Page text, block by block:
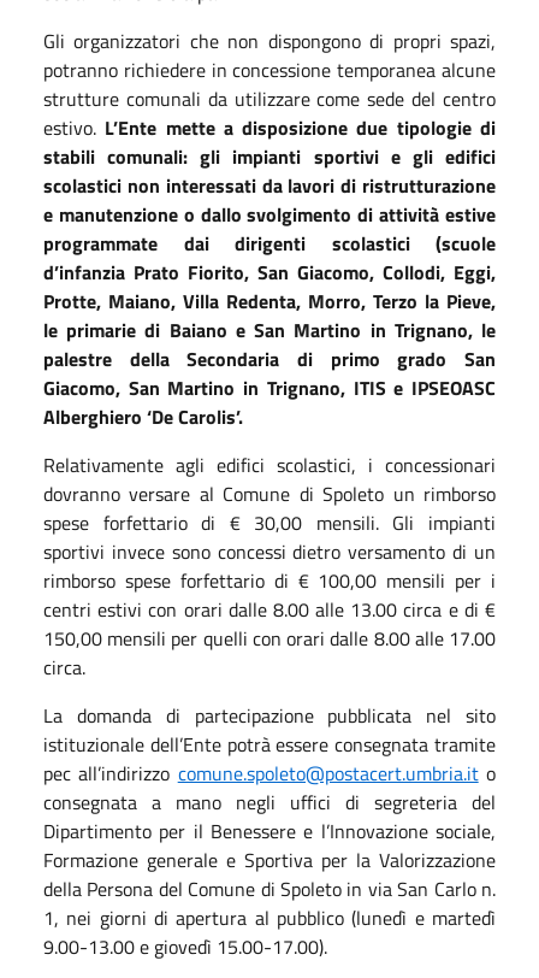
Gli organizzatori che non dispongono di propri spazi,
potranno richiedere in concessione temporanea alcune
strutture comunali da utilizzare come sede del centro
estivo. L’Ente mette a disposizione due tipologie di
stabili comunali: gli impianti sportivi e gli edifici
scolastici non interessati da lavori di ristrutturazione
e manutenzione o dallo svolgimento di attività estive
programmate dai dirigenti scolastici (scuole
d’infanzia Prato Fiorito, San Giacomo, Collodi, Eggi,
Protte, Maiano, Villa Redenta, Morro, Terzo la Pieve,
le primarie di Baiano e San Martino in Trignano, le
palestre della Secondaria di primo grado San
Giacomo, San Martino in Trignano, ITIS e IPSEOASC
Alberghiero ‘De Carolis’.
Relativamente agli edifici scolastici, i concessionari
dovranno versare al Comune di Spoleto un rimborso
spese forfettario di € 30,00 mensili. Gli impianti
sportivi invece sono concessi dietro versamento di un
rimborso spese forfettario di € 100,00 mensili per i
centri estivi con orari dalle 8.00 alle 13.00 circa e di €
150,00 mensili per quelli con orari dalle 8.00 alle 17.00
circa.
La domanda di partecipazione pubblicata nel sito
istituzionale dell’Ente potrà essere consegnata tramite
pec all’indirizzo comune.spoleto@postacert.umbria.ito
consegnata a mano negli uffici di segreteria del
Dipartimento per il Benessere e l’Innovazione sociale,
Formazione generale e Sportiva per la Valorizzazione
della Persona del Comune di Spoleto in via San Carlo n.
1, nei giorni di apertura al pubblico (lunedì e martedì
9.00-13.00 e giovedì 15.00-17.00).